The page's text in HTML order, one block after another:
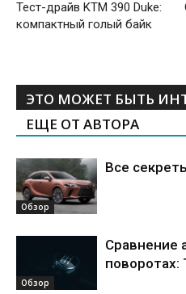
Тест-драйв KTM 390 Duke:
компактный голый байк
ЭТО МОЖЕТ БЫТЬ
ЕЩЕ ОТ АВТОРА
Обзор
Все
Обзор
Сравнение
поворотах: